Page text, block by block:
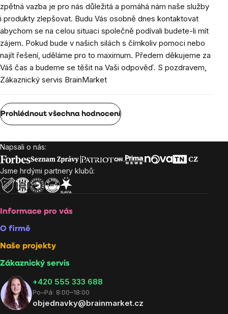
zpětná vazba je pro nás důležitá a pomáhá nám naše služby
i produkty zlepšovat. Budu Vás osobně dnes kontaktovat
abychom se na celou situaci společně podívali budete-li mít
zájem. Pokud bude v našich silách s čímkoliv pomoci nebo
najít řešení, uděláme pro to maximum. Předem děkujeme za
Váš čas a budeme se těšit na Vaši odpověď. S pozdravem,
Zákaznický servis BrainMarket
Prohlédnout všechna hodnocení
Zápatí
Napsali o nás:
Jsme hrdými partnery klubů:
Informace pro vás
O firmě
Naše projekty
Zákaznický servis
‭+420 555 333 688
Po–Pá: 8:00–18:00
objednavky@brainmarket.cz